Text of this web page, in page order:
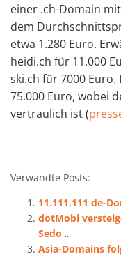
einer .ch-Domain
dem
etwa 1.280 Euro.
heidi.ch für 11.000
ski.ch für 7000
75.000 Euro, wobei
vertraulich ist (
Verwandte Posts:
11.111.111 de-
dotMobi
Sedo ...
Asia-Domains